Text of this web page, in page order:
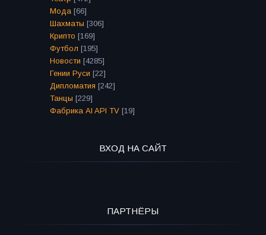
Мода [66]
Шахматы [306]
Крипто [169]
Футбол [195]
Новости [4285]
Гении Руси [22]
Дипломатия [242]
Танцы [229]
Фабрика AI API TV [19]
ВХОД НА САЙТ
ПАРТНЁРЫ